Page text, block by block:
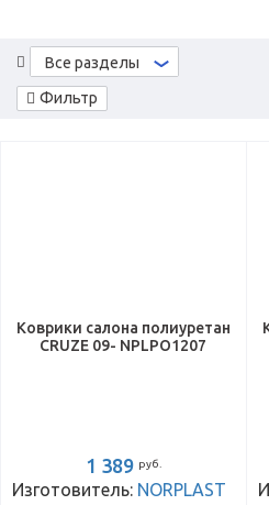
Фильтр
Все разделы
Коврики салона полиуретан
CRUZE 09- NPLPO1207
1 389 руб.
Изготовитель: NORPLAST